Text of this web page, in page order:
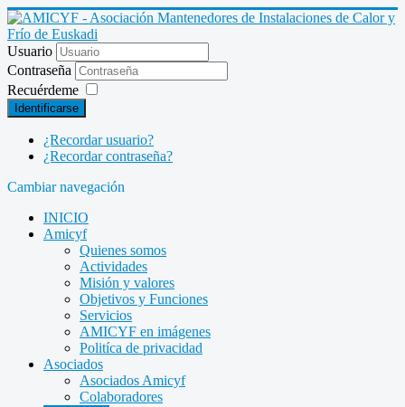
Usuario
Contraseña
Recuérdeme
Identificarse
¿Recordar usuario?
¿Recordar contraseña?
Cambiar navegación
INICIO
Amicyf
Quienes somos
Actividades
Misión y valores
Objetivos y Funciones
Servicios
AMICYF en imágenes
Politíca de privacidad
Asociados
Asociados Amicyf
Colaboradores